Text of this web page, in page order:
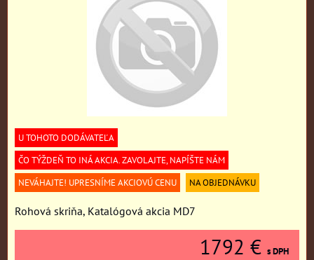
U TOHOTO DODÁVATEĽA
ČO TÝŽDEŇ TO INÁ AKCIA. ZAVOLAJTE, NAPÍŠTE NÁM
NEVÁHAJTE! UPRESNÍME AKCIOVÚ CENU
NA OBJEDNÁVKU
Rohová skriňa, Katalógová akcia MD7
1792 € s DPH